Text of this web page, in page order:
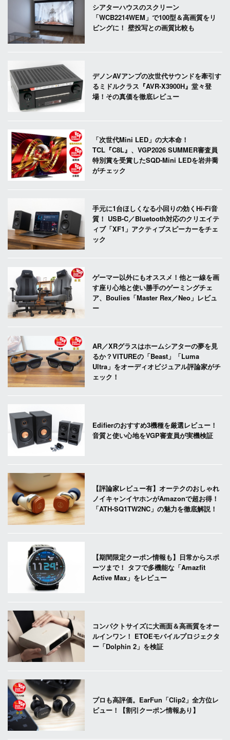
シアターハウスのスクリーン
「WCB2214WEM」で100型＆高画質をリ
ビングに！ 壁投写との画質比較も
デノンAVアンプの次世代サウンドを牽引す
るミドルクラス『AVR-X3900H』堂々登
場！その真価を徹底レビュー
「次世代Mini LED」の大本命！
TCL『C8L』、VGP2026 SUMMER審査員
特別賞を受賞したSQD-Mini LEDを岩井喬
がチェック
手元に1台ほしくなる小回りの効くHi-Fi音
質！ USB-C／Bluetooth対応のクリエイテ
ィブ「XF1」アクティブスピーカーをチェ
ック
ゲーマー以外にもオススメ！他と一線を画
す座り心地と使い勝手のゲーミングチェ
ア、Boulies「Master Rex／Neo」レビュ
ー
AR／XRグラスはホームシアターの夢を見
るか？VITUREの「Beast」「Luma
Ultra」をオーディオビジュアル評論家がチ
ェック！
Edifierのおすすめ3機種を厳選レビュー！
音質と使い心地をVGP審査員が実機検証
【評論家レビュー有】オーテクのおしゃれ
ノイキャンイヤホンがAmazonで超お得！
「ATH-SQ1TW2NC」の魅力を徹底解説！
【期間限定クーポン情報も】日常からスポ
ーツまで！ タフで多機能な「Amazfit
Active Max」をレビュー
コンパクトサイズに大画面＆高画質をオー
ルインワン！ ETOEモバイルプロジェクタ
ー「Dolphin 2」を検証
プロも高評価。EarFun「Clip2」全方位レ
ビュー！【割引クーポン情報あり】